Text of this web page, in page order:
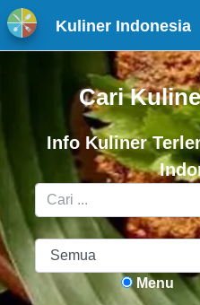
Kuliner Indonesia
Cari
Info Kuliner
Menu